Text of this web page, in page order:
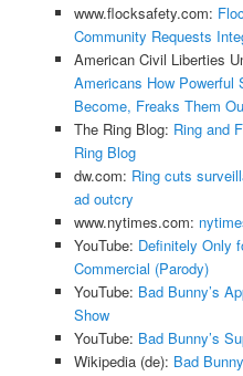
www.flocksafety.com:
Community Requests
American Civil Liberties
Americans How Powerful
Become, Freaks Them
The Ring Blog: Ring and
Ring Blog
dw.com: Ring cuts
ad outcry
www.nytimes.com:
YouTube: Definitely Only
Commercial (Parody)
YouTube: Bad Bunny’s
Show
YouTube: Bad Bunny’s
Wikipedia (de): Bad Bunny